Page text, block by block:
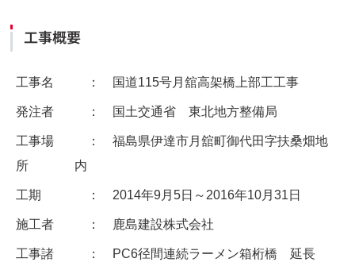
工事概要
工事名 ： 国道115号月舘高架橋上部工工事
発注者 ： 国土交通省 東北地方整備局
工事場
所
： 福島県伊達市月舘町御代田字扶桑畑地
内
工期 ： 2014年9月5日～2016年10月31日
施工者 ： 鹿島建設株式会社
工事諸
： PC6径間連続ラーメン箱桁橋 延長